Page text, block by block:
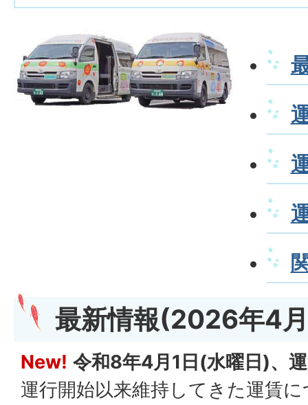
最新情報(2026年4
New! 令和8年4月1日(水曜日)、
運行開始以来維持してきた運賃